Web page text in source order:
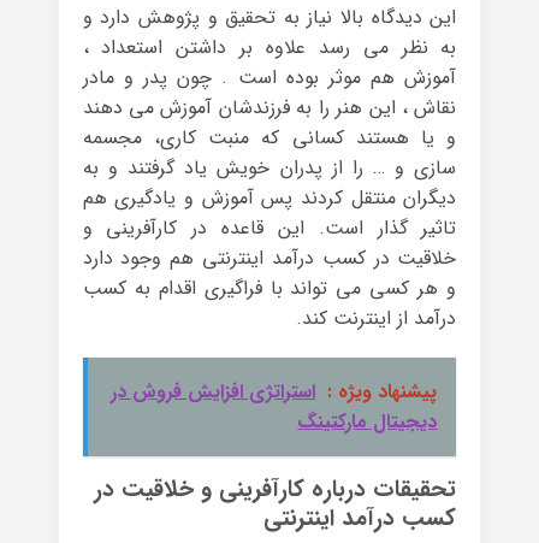
این دیدگاه بالا نیاز به تحقیق و پژوهش دارد و
به نظر می رسد علاوه بر داشتن استعداد ،
آموزش هم موثر بوده است . چون پدر و مادر
نقاش ، این هنر را به فرزندشان آموزش می دهند
و یا هستند کسانی که منبت کاری، مجسمه
سازی و … را از پدران خویش یاد گرفتند و به
دیگران منتقل کردند پس آموزش و یادگیری هم
تاثیر گذار است. این قاعده در کارآفرینی و
خلاقیت در کسب درآمد اینترنتی هم وجود دارد
و هر کسی می تواند با فراگیری اقدام به کسب
درآمد از اینترنت کند.
پیشنهاد ویژه : استراتژی افزایش فروش در
دیجیتال مارکتینگ
تحقیقات درباره کارآفرینی و خلاقیت در
کسب درآمد اینترنتی